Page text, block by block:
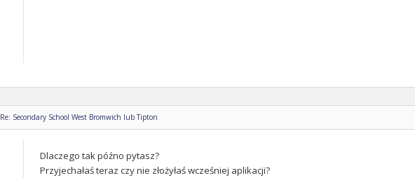
Re: Secondary School West Bromwich lub Tipton
Dlaczego tak późno pytasz?
Przyjechałaś teraz czy nie złożyłaś wcześniej aplikacji?